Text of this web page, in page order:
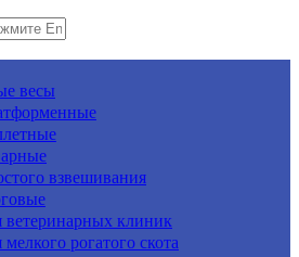
весы
взвешивания
ветеринарных клиник
мелкого рогатого скота